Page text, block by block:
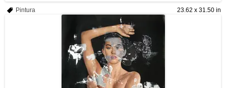
23.62 x 31.50 in
Pintura